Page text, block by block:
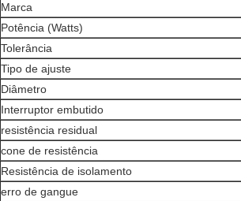
Marca
Potência (Watts)
Tolerância
Tipo de ajuste
Diâmetro
Interruptor embutido
resistência residual
cone de resistência
Resistência de isolamento
erro de gangue